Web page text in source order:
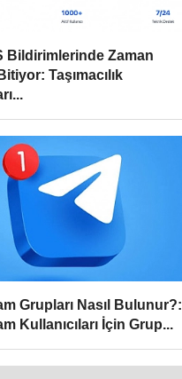
Bildirimlerinde Zaman
Taşımacılık
Grupları Nasıl Bulunur?:
Kullanıcıları İçin Grup...